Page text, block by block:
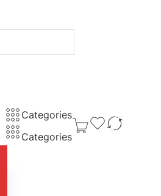
Categories
Categories